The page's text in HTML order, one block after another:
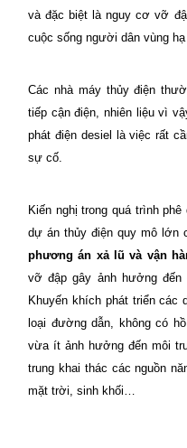
và đặc biệt là nguy cơ vỡ
cuộc sống người dân vùng hạ
Các nhà máy thủy điện
tiếp cận điện, nhiên liệu vì
phát điện desiel là việc rất
sự cố.
Kiến nghị trong quá trình
dự án thủy điện quy mô lớn
phương án xả lũ và vận
vỡ đập gây ảnh hưởng
Khuyến khích phát triển các
loại đường dẫn, không có
vừa ít ảnh hưởng đến môi
trung khai thác các nguồn
mặt trời, sinh khối…